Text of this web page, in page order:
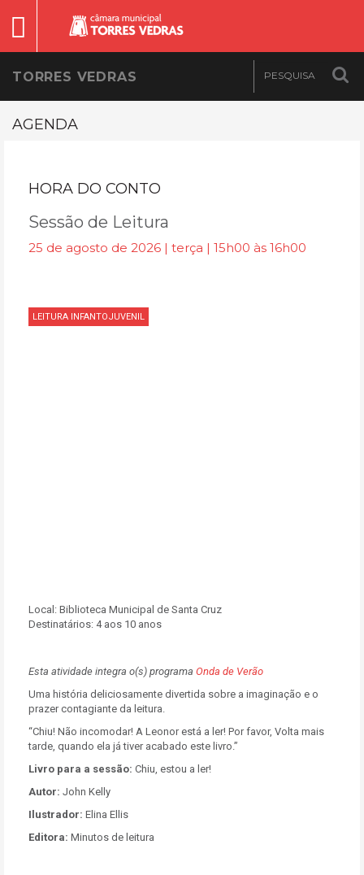
TORRES VEDRAS
AGENDA
HORA DO CONTO
Sessão de Leitura
25 de agosto de 2026 | terça | 15h00 às 16h00
LEITURA INFANTOJUVENIL
Local: Biblioteca Municipal de Santa Cruz
Destinatários: 4 aos 10 anos
Esta atividade integra o(s) programa Onda de Verão
Uma história deliciosamente divertida sobre a imaginação e o
prazer contagiante da leitura.
“Chiu! Não incomodar! A Leonor está a ler! Por favor, Volta mais
tarde, quando ela já tiver acabado este livro.”
Livro para a sessão: Chiu, estou a ler!
Autor: John Kelly
Ilustrador: Elina Ellis
Editora: Minutos de leitura